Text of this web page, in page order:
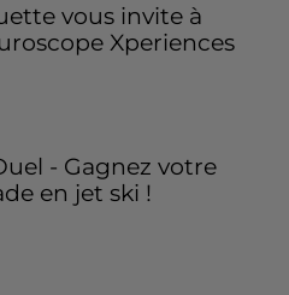
vous invite à
Xperiences
- Gagnez votre
en jet ski !